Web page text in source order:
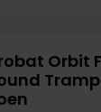
Orbit